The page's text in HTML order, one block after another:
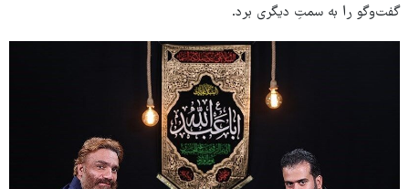
گفت‌وگو را به سمتِ دیگری برد.